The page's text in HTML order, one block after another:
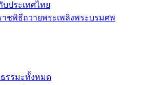
ประเทศไทย
ชพิธีถวายพระเพลิงพระบรมศพ
ธรรมะทั้งหมด